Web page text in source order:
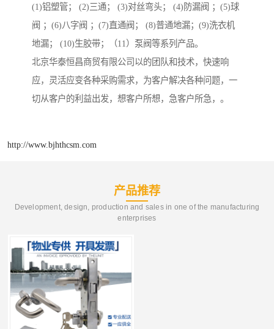
(1)铝塑管； (2)三通； (3)对丝弯头； (4)防漏阀 ；(5)球
阀 ；(6)八字阀 ；(7)直通阀； (8)普通地漏；(9)洗衣机
地漏； (10)生胶带；（11）泵阀等系列产品。
北京华泰恒昌商贸有限公司以的团队和技术，快速响
应，灵活应变各种采购需求，为客户解决各种问题，一
切从客户的利益出发，想客户所想，急客户所急，。
http://www.bjhthcsm.com
产品推荐
Development, design, production and sales in one of the manufacturing
enterprises